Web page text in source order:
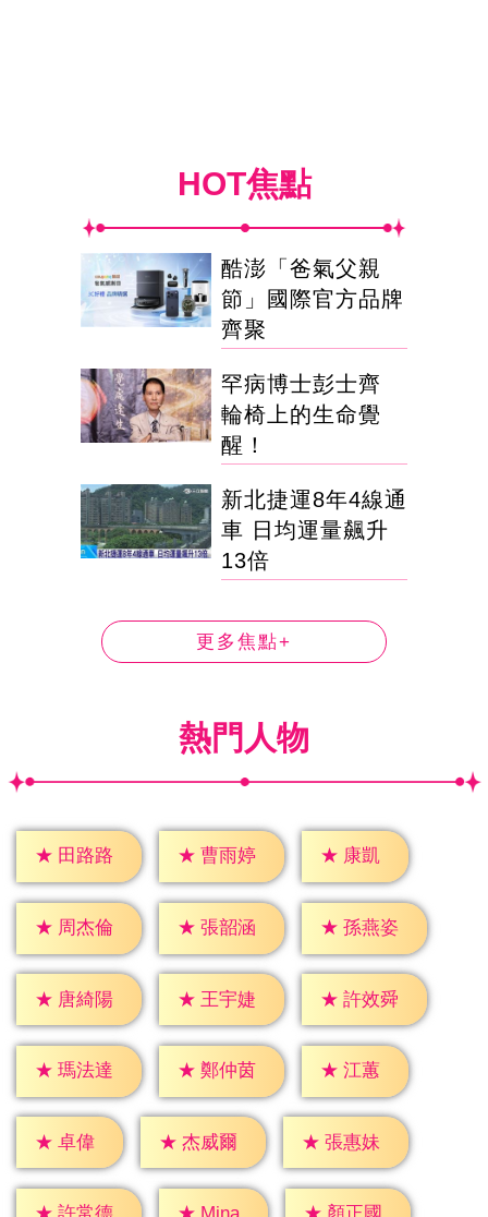
HOT焦點
酷澎「爸氣父親
節」國際官方品牌
齊聚
罕病博士彭士齊
輪椅上的生命覺
醒！
新北捷運8年4線通
車 日均運量飆升
13倍
更多焦點+
熱門人物
★ 田路路 ★ 曹雨婷 ★ 康凱
★ 周杰倫 ★ 張韶涵 ★ 孫燕姿
★ 唐綺陽 ★ 王宇婕 ★ 許效舜
★ 瑪法達 ★ 鄭仲茵 ★ 江蕙
★ 卓偉 ★ 杰威爾 ★ 張惠妹